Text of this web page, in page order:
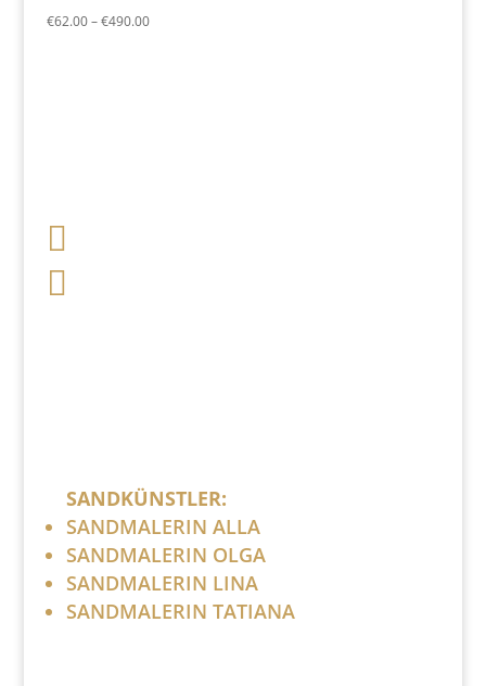
€62.00 –€490.00Preisspanne:


SANDKÜNSTLER:
SANDMALERIN ALLA
SANDMALERIN OLGA
SANDMALERIN LINA
SANDMALERIN TATIANA